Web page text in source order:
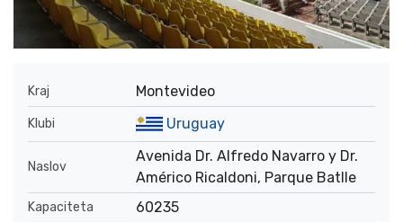
Kraj Montevideo
Klubi Uruguay
Naslov
Avenida Dr. Alfredo Navarro y Dr.
Américo Ricaldoni, Parque Batlle
Kapaciteta 60235